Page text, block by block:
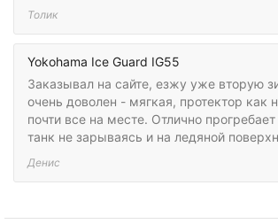
Толик
Yokohama Ice Guard IG55
Заказывал на сайте, езжу уже вторую
очень доволен - мягкая, протектор как
почти все на месте. Отлично прогребает
танк не зарываясь и на ледяной
Денис